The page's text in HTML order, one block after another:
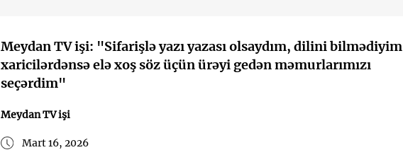
Meydan TV işi: "Sifarişlə yazı yazası olsaydım, dilini bilmədiyim
xaricilərdənsə elə xoş söz üçün ürəyi gedən məmurlarımızı
seçərdim"
Meydan TV işi
Mart 16, 2026